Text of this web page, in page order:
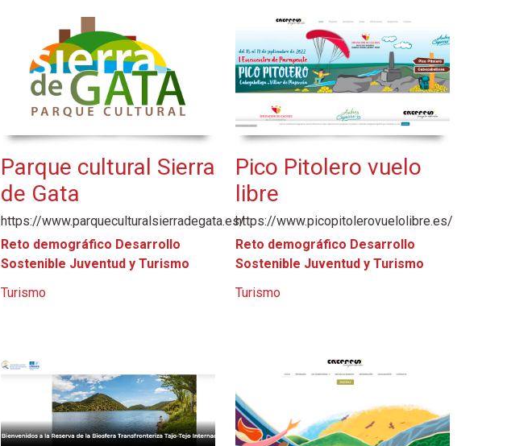
Parque cultural Sierra
de Gata
https://www.parqueculturalsierradegata.es/
Reto demográfico Desarrollo
Sostenible Juventud y Turismo
Turismo
Pico Pitolero vuelo
libre
https://www.picopitolerovuelolibre.es/
Reto demográfico Desarrollo
Sostenible Juventud y Turismo
Turismo